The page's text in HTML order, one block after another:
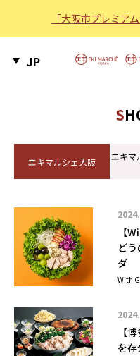
「大阪市プレミア
JP
エキマルシェ大阪 エキマ
【
ど
ダ
With
【
を